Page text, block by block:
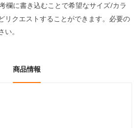
欄に書き込むことで希望なサイズ/カラ
リクエストすることができます。必要の
。
商品情報